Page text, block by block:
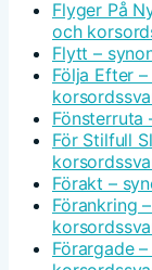
Flyger På
och
Flytt –
Följa Efter
Fönsterruta
För Stilfull
Förakt –
Förankring
Förargade